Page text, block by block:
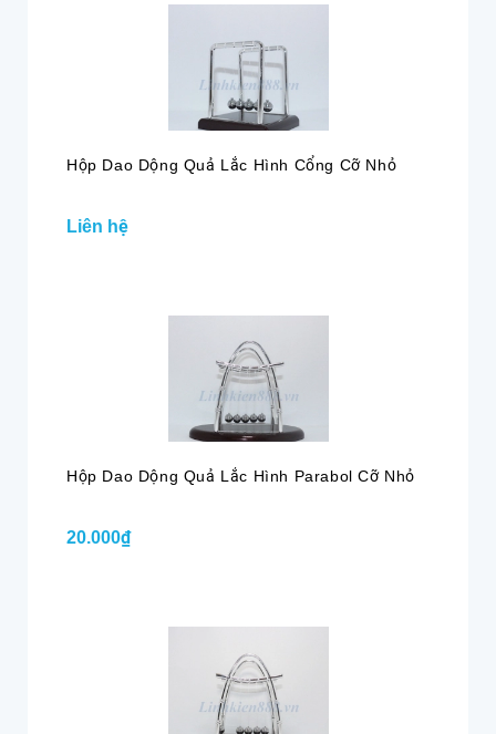
Hộp Dao Dộng Quả Lắc Hình Cổng Cỡ Nhỏ
Liên hệ
Hộp Dao Dộng Quả Lắc Hình Parabol Cỡ Nhỏ
20.000₫